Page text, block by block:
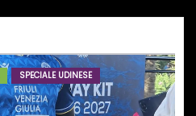
SPECIALE UDINESE